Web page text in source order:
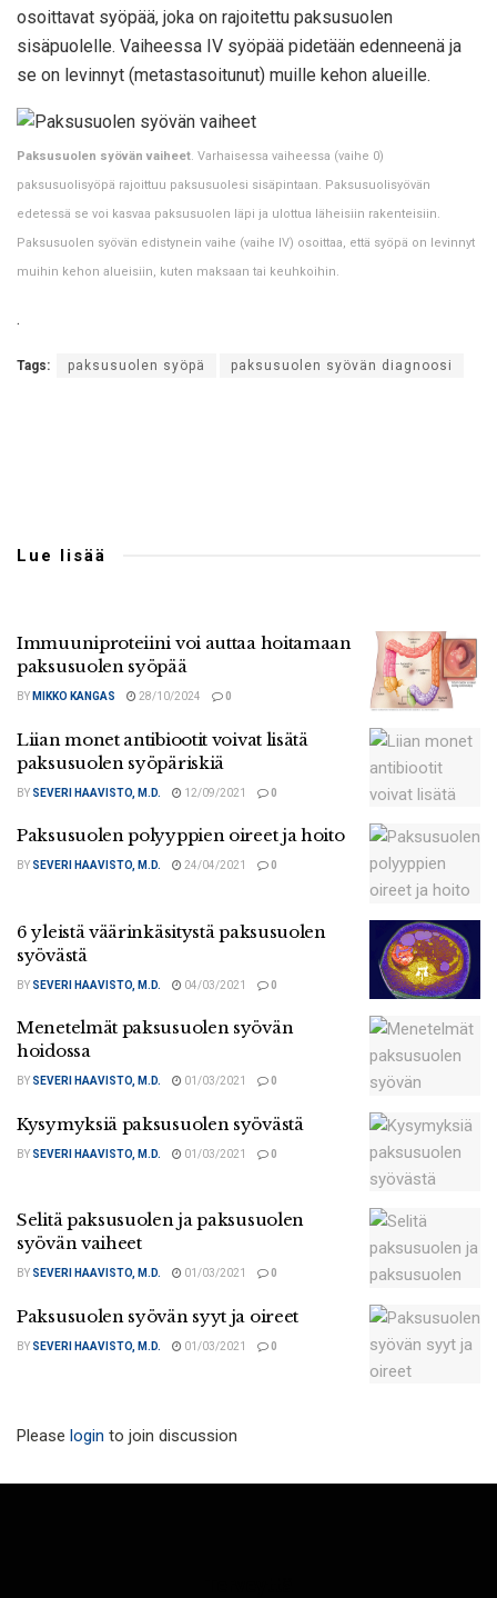
osoittavat syöpää, joka on rajoitettu paksusuolen
sisäpuolelle. Vaiheessa IV syöpää pidetään edenneenä ja
se on levinnyt (metastasoitunut) muille kehon alueille.
Paksusuolen syövän vaiheet. Varhaisessa vaiheessa (vaihe 0)
paksusuolisyöpä rajoittuu paksusuolesi sisäpintaan. Paksusuolisyövän
edetessä se voi kasvaa paksusuolen läpi ja ulottua läheisiin rakenteisiin.
Paksusuolen syövän edistynein vaihe (vaihe IV) osoittaa, että syöpä on levinnyt
muihin kehon alueisiin, kuten maksaan tai keuhkoihin.
.
Tags: paksusuolen syöpä paksusuolen syövän diagnoosi
Lue lisää
Immuuniproteiini voi auttaa hoitamaan
paksusuolen syöpää
BY MIKKO KANGAS 28/10/2024 0
Liian monet antibiootit voivat lisätä
paksusuolen syöpäriskiä
BY SEVERI HAAVISTO, M.D. 12/09/2021 0
Paksusuolen polyyppien oireet ja hoito
BY SEVERI HAAVISTO, M.D. 24/04/2021 0
6 yleistä väärinkäsitystä paksusuolen
syövästä
BY SEVERI HAAVISTO, M.D. 04/03/2021 0
Menetelmät paksusuolen syövän
hoidossa
BY SEVERI HAAVISTO, M.D. 01/03/2021 0
Kysymyksiä paksusuolen syövästä
BY SEVERI HAAVISTO, M.D. 01/03/2021 0
Selitä paksusuolen ja paksusuolen
syövän vaiheet
BY SEVERI HAAVISTO, M.D. 01/03/2021 0
Paksusuolen syövän syyt ja oireet
BY SEVERI HAAVISTO, M.D. 01/03/2021 0
Please login to join discussion